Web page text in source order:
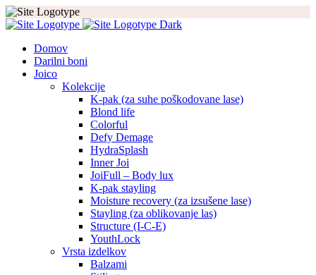
Domov
Darilni boni
Joico
Kolekcije
K-pak (za suhe poškodovane lase)
Blond life
Colorful
Defy Demage
HydraSplash
Inner Joi
JoiFull – Body lux
K-pak stayling
Moisture recovery (za izsušene lase)
Stayling (za oblikovanje las)
Structure (I-C-E)
YouthLock
Vrsta izdelkov
Balzami